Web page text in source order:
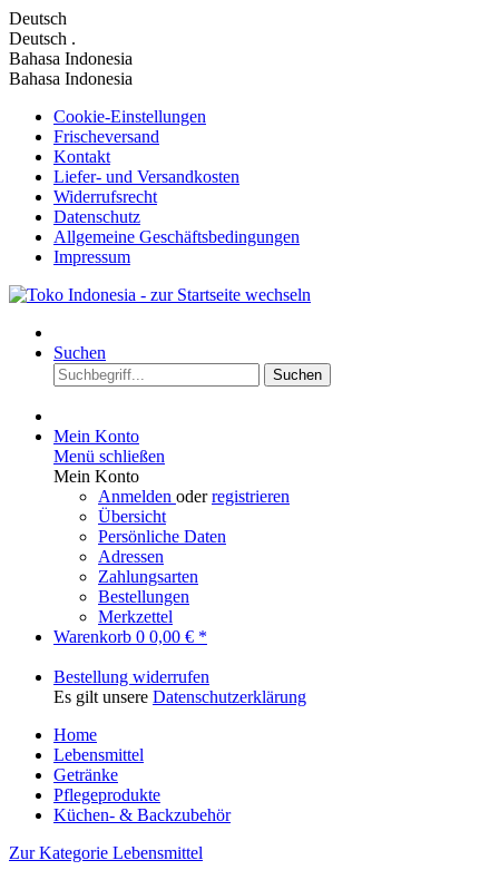
Deutsch
Deutsch .
Bahasa Indonesia
Bahasa Indonesia
Cookie-Einstellungen
Frischeversand
Kontakt
Liefer- und Versandkosten
Widerrufsrecht
Datenschutz
Allgemeine Geschäftsbedingungen
Impressum
Suchen
Suchen
Mein Konto
Menü schließen
Mein Konto
Anmelden oderregistrieren
Übersicht
Persönliche Daten
Adressen
Zahlungsarten
Bestellungen
Merkzettel
Warenkorb 0 0,00 € *
Bestellung widerrufen
Es gilt unsere Datenschutzerklärung
Home
Lebensmittel
Getränke
Pflegeprodukte
Küchen- & Backzubehör
Zur Kategorie Lebensmittel